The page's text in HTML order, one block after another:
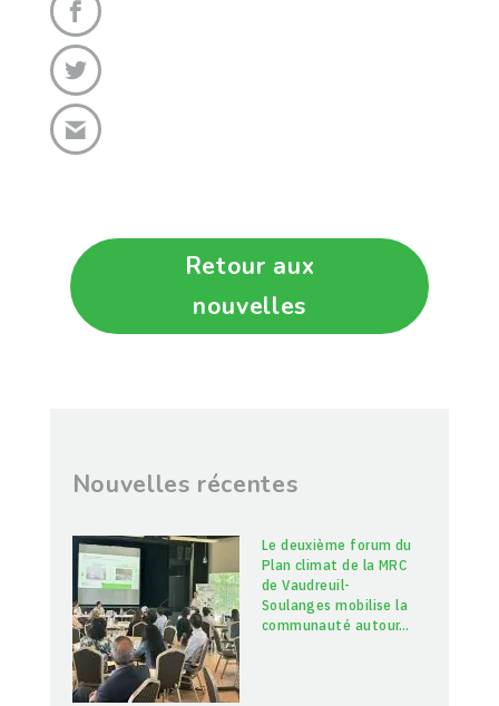
Retour aux
nouvelles
Nouvelles récentes
Le deuxième forum du
Plan climat de la MRC
de Vaudreuil-
Soulanges mobilise la
communauté autour…